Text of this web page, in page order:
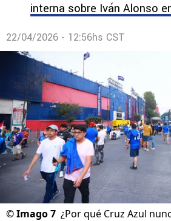
interna sobre Iván Alonso
22/04/2026 - 12:56hs CST
©Imago 7 ¿Por qué Cruz Azul